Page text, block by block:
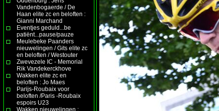
Vandenbogaerde / De
Haan elite zc en beloften :
Gianni Marchand
Eventjes geduld...be
patiënt...pause/pauze
Meulebeke Paanders
nieuwelingen / Gits elite zc
en beloften / Westouter
Zwevezele IC - Memorial
Rik Vandekerckhove
Wakken elite zc en
beloften : Jo Maes
Parijs-Roubaix voor
beloften /Paris -Roubaix
espoirs U23
Wakken nieuwelingen :